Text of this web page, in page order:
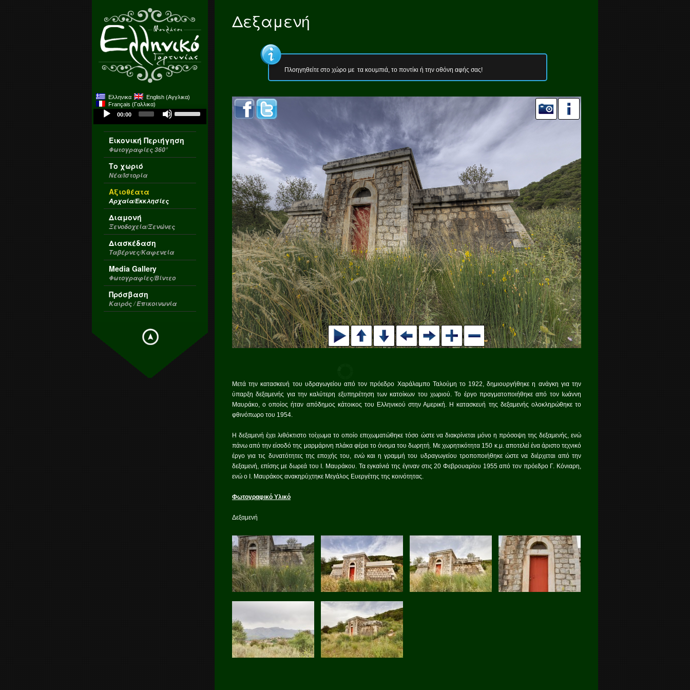
Ελληνικα English (Αγγλικα)
Français (Γαλλικα)
Audio
Player
00:00
Use
keys
increase
Εικονική Περιήγηση
Φωτογραφίες 360°
Το χωριό
Νέα/Ιστορία
Αξιοθέατα
Αρχαία/Εκκλησίες
Διαμονή
Ξενοδοχεία/Ξενώνες
Διασκέδαση
Ταβέρνες/Καφενεία
Media Gallery
Φωτογραφίες/Βίντεο
Πρόσβαση
Καιρός / Επικοινωνία
Δεξαμενή
Πλοηγηθείτε στο χώρο με τα κουμπιά, το ποντίκι ή την οθόνη αφής σας!
Μετά την κατασκευή του υδραγωγείου από τον πρόεδρο Χαράλαμπο Ταλούμη το 1922, δημιουργήθηκε η ανάγκη για την
ύπαρξη δεξαμενής για την καλύτερη εξυπηρέτηση των κατοίκων του χωριού. Το έργο πραγματοποιήθηκε από τον Ιωάννη
Μαυράκο, ο οποίος ήταν απόδημος κάτοικος του Ελληνικού στην Αμερική. Η κατασκευή της δεξαμενής ολοκληρώθηκε το
φθινόπωρο του 1954.
Η δεξαμενή έχει λιθόκτιστο τοίχωμα το οποίο επιχωματώθηκε τόσο ώστε να διακρίνεται μόνο η πρόσοψη της δεξαμενής, ενώ
πάνω από την είσοδό της μαρμάρινη πλάκα φέρει το όνομα του δωρητή. Με χωρητικότητα 150 κ.μ. αποτελεί ένα άριστο τεχνικό
έργο για τις δυνατότητες της εποχής του, ενώ και η γραμμή του υδραγωγείου τροποποιήθηκε ώστε να διέρχεται από την
δεξαμενή, επίσης με δωρεά του Ι. Μαυράκου. Τα εγκαίνιά της έγιναν στις 20 Φεβρουαρίου 1955 από τον πρόεδρο Γ. Κόνιαρη,
ενώ ο Ι. Μαυράκος ανακηρύχτηκε Μεγάλος Ευεργέτης της κοινότητας.
Φωτογραφικό Υλικό
Δεξαμενή